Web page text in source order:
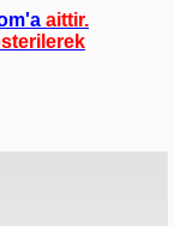
'a aittir.